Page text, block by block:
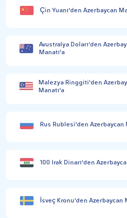
Çin Yuanı'den Azerbaycan
Avustralya Doları'den
Manatı'a
Malezya Ringgiti'den
Manatı'a
Rus Rublesi'den Azerbaycan
100 Irak Dinarı'den
İsveç Kronu'den Azerbaycan